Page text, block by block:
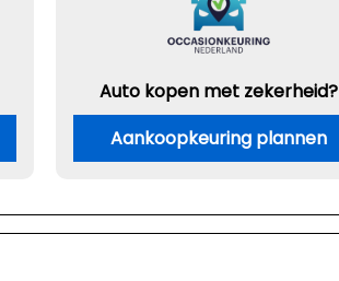
Auto kopen met zekerheid?
Aankoopkeuring plannen